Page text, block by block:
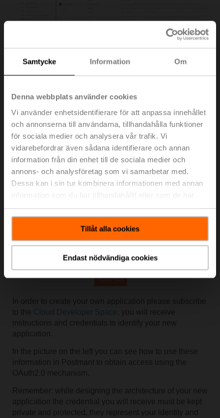
Samtycke Information Om
Denna webbplats använder cookies
Vi använder enhetsidentifierare för att anpassa innehållet
och annonserna till användarna, tillhandahålla funktioner
för sociala medier och analysera vår trafik. Vi
vidarebefordrar även sådana identifierare och annan
information från din enhet till de sociala medier och
annons- och analysföretag som vi samarbetar med.
Dessa kan i sin tur kombinera informationen med annan
Tillåt alla cookies
Endast nödvändiga cookies
to the
instructions and credentials to identify your new
application.
In the picture on the left you can see how to use these
information in Postmant to obtain access using the
OAuth2.0 mechanism.
Remember: while designing the architecture of your new
application the credential you will receive must be kept
private and protected, they represent your identity and